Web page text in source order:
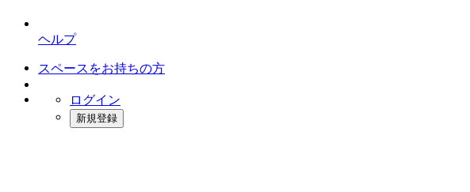
ヘルプ
スペースをお持ちの方
ログイン
新規登録